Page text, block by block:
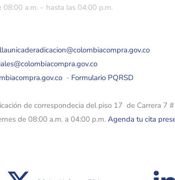
08:00 a.m. – hasta las 04:00 p.m.
- Formulario PQRSD
de correspondecia del piso 17 de Carrera 7
de 08:00 a.m. a 04:00 p.m. Agenda tu cita